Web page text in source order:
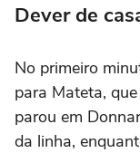
Dever de
No primeiro
para Mateta,
parou em
da linha,